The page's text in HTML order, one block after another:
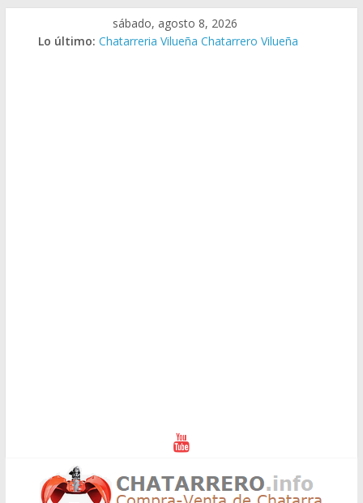
sábado, agosto 8, 2026
Lo último: Chatarreria Vilueña Chatarrero Vilueña